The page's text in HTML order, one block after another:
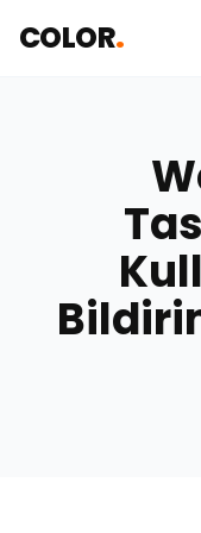
COLOR.